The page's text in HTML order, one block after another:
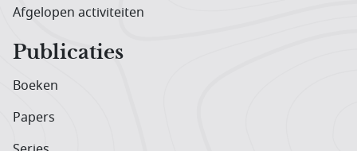
Afgelopen activiteiten
Publicaties
Boeken
Papers